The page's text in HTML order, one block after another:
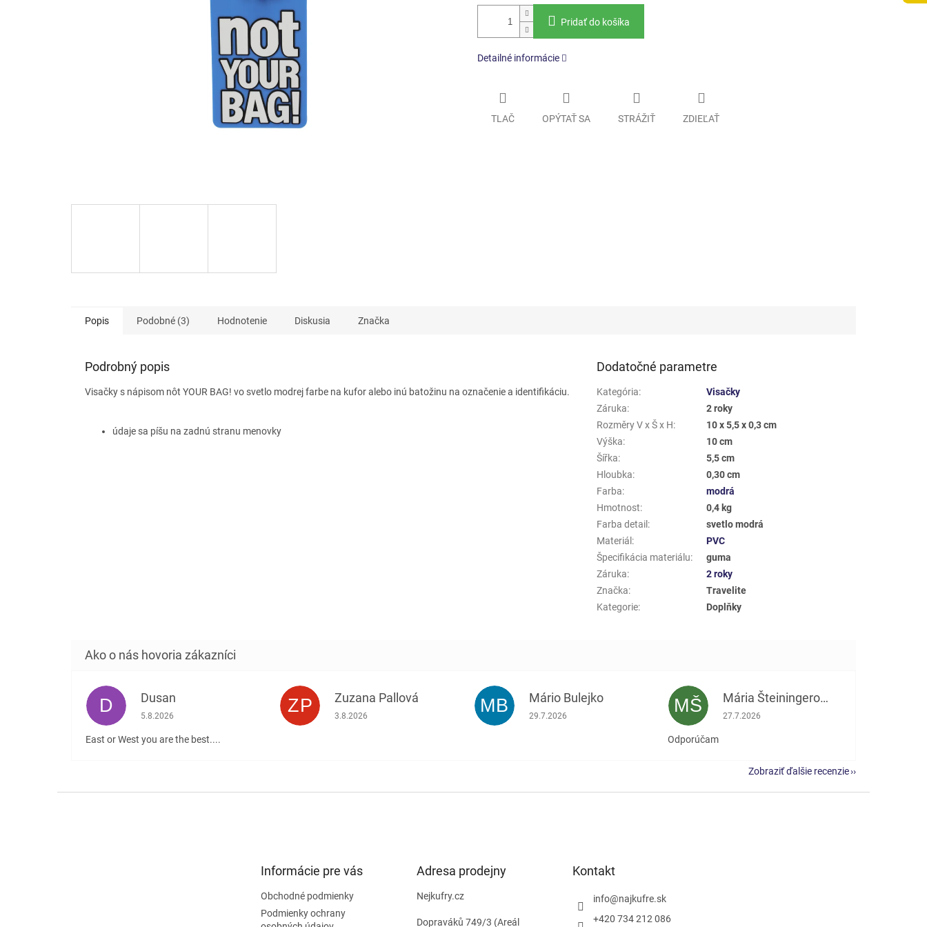
Pridať do košíka
Detailné informácie
TLAČ OPÝTAŤ SA STRÁŽIŤ ZDIEĽAŤ
Popis Podobné (3) Hodnotenie Diskusia Značka
Podrobný popis
Visačky s nápisom nôt YOUR BAG! vo svetlo modrej farbe na kufor alebo inú batožinu na označenie a identifikáciu.
údaje sa píšu na zadnú stranu menovky
Dodatočné parametre
Kategória:
Visačky
Záruka:
2 roky
Rozměry V x Š x H:
10 x 5,5 x 0,3 cm
Výška:
10 cm
Šířka:
5,5 cm
Hloubka:
0,30 cm
Farba:
modrá
Hmotnost:
0,4 kg
Farba detail :
svetlo modrá
Materiál :
PVC
Špecifikácia materiálu:
guma
Záruka:
2 roky
Značka:
Travelite
Kategorie: Doplňky
D Dusan
Hodnotenie obchodu je 5 z 5 hviezdičiek.
5.8.2026
East or West you are the best....
ZP Zuzana Pallová
Hodnotenie obchodu je 5 z 5 hviezdičiek.
3.8.2026 MB Mário Bulejko
Hodnotenie obchodu je 5 z 5 hviezdičiek.
29.7.2026 MŠ Mária Šteiningerová
Hodnotenie obchodu je 5 z 5 hviezdičiek.
27.7.2026
Odporúčam
Zobraziť ďalšie recenzie
Informácie pre vás
Obchodné podmienky
Podmienky ochrany
Adresa prodejny
Nejkufry.cz
Dopraváků 749/3 (Areál
Kontakt
info@najkufre.sk
+420 734 212 086